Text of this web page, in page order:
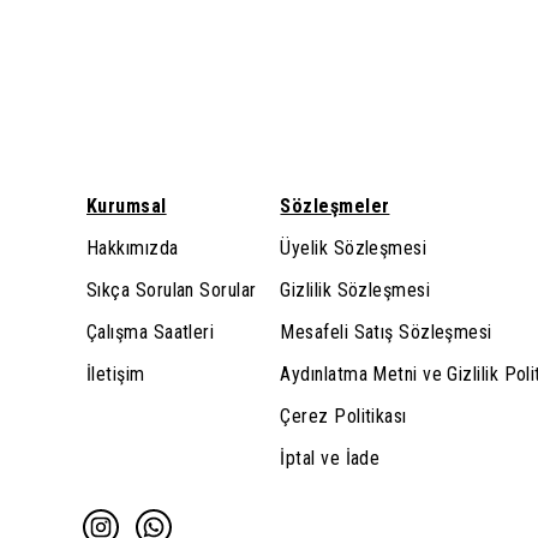
Kurumsal
Hakkımızda
Sıkça Sorulan Sorular
Çalışma Saatleri
İletişim
Sözleşmeler
Üyelik Sözleşmesi
Gizlilik Sözleşmesi
Mesafeli Satış Sözleşmesi
Aydınlatma Metni ve Gizlilik
Çerez Politikası
İptal ve İade